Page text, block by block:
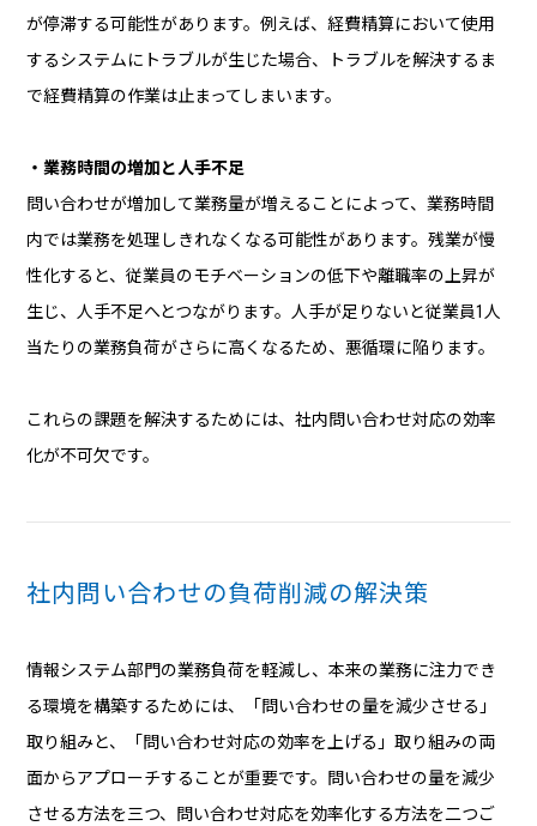
が停滞する可能性があります。例えば、経費精算において使用
するシステムにトラブルが生じた場合、トラブルを解決するま
で経費精算の作業は止まってしまいます。
・業務時間の増加と人手不足
問い合わせが増加して業務量が増えることによって、業務時間
内では業務を処理しきれなくなる可能性があります。残業が慢
性化すると、従業員のモチベーションの低下や離職率の上昇が
生じ、人手不足へとつながります。人手が足りないと従業員1人
当たりの業務負荷がさらに高くなるため、悪循環に陥ります。
これらの課題を解決するためには、社内問い合わせ対応の効率
化が不可欠です。
社内問い合わせの負荷削減の解決策
情報システム部門の業務負荷を軽減し、本来の業務に注力でき
る環境を構築するためには、「問い合わせの量を減少させる」
取り組みと、「問い合わせ対応の効率を上げる」取り組みの両
面からアプローチすることが重要です。問い合わせの量を減少
させる方法を三つ、問い合わせ対応を効率化する方法を二つご